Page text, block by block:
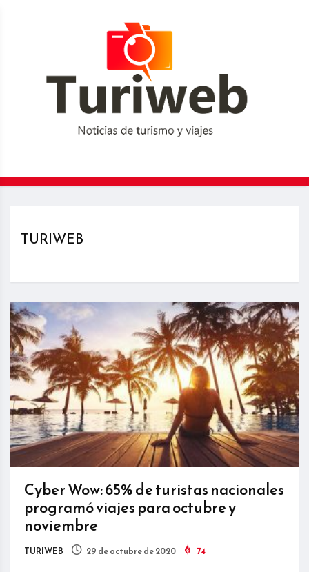
TURIWEB
Cyber Wow: 65% de turistas nacionales
programó viajes para octubre y
noviembre
TURIWEB 29 de octubre de 2020 74